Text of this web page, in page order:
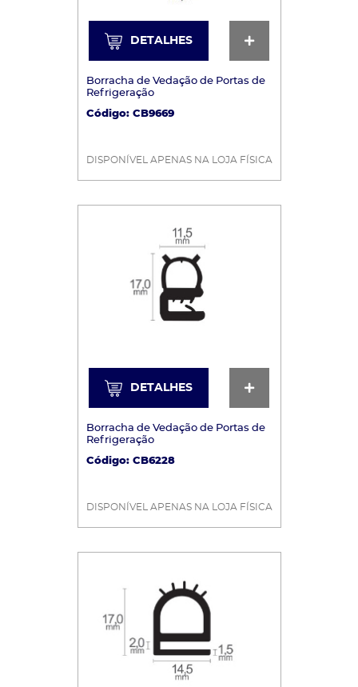
DETALHES
DETALHES
Borracha de Vedação de Portas de
Refrigeração
Código: CB9669
DISPONÍVEL APENAS NA LOJA FÍSICA
DETALHES
DETALHES
Borracha de Vedação de Portas de
Refrigeração
Código: CB6228
DISPONÍVEL APENAS NA LOJA FÍSICA